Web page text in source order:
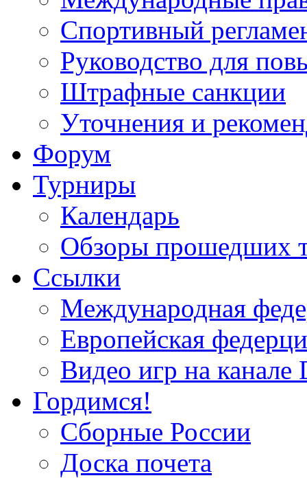
Спортивный
Руководство для
Штрафные санкции
Уточнения и
Форум
Турниры
Календарь
Обзоры прошедших
Ссылки
Международная
Европейская
Видео игр на
Гордимся!
Сборные России
Доска почета